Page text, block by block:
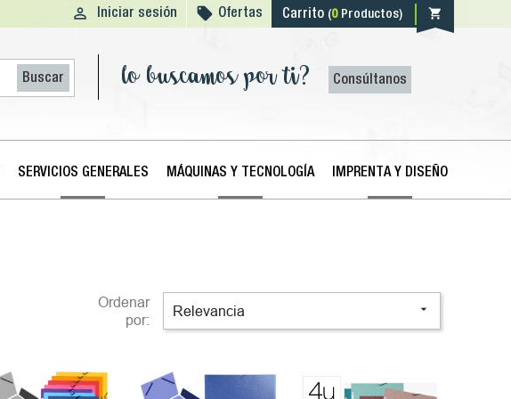
 Iniciar sesión  Ofertas Carrito (0Productos) shopping_cart
Buscar lo buscamos por ti? Consúltanos
SERVICIOS GENERALES MÁQUINAS Y TECNOLOGÍA IMPRENTA Y DISEÑO
Ordenar
por:
Relevancia 